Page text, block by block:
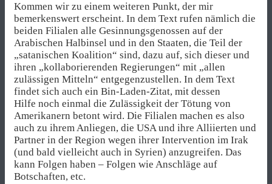
Kommen wir zu einem weiteren Punkt, der mir
bemerkenswert erscheint. In dem Text rufen nämlich die
beiden Filialen alle Gesinnungsgenossen auf der
Arabischen Halbinsel und in den Staaten, die Teil der
„satanischen Koalition“ sind, dazu auf, sich dieser und
ihren „kollaborierenden Regierungen“ mit „allen
zulässigen Mitteln“ entgegenzustellen. In dem Text
findet sich auch ein Bin-Laden-Zitat, mit dessen
Hilfe noch einmal die Zulässigkeit der Tötung von
Amerikanern betont wird. Die Filialen machen es also
auch zu ihrem Anliegen, die USA und ihre Alliierten und
Partner in der Region wegen ihrer Intervention im Irak
(und bald vielleicht auch in Syrien) anzugreifen. Das
kann Folgen haben – Folgen wie Anschläge auf
Botschaften, etc.